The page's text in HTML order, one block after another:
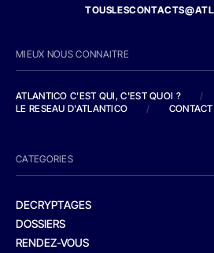
MIEUX NOUS CONNAITRE
ATLANTICO C'EST QUI, C'EST QUOI ?
/
LE RESEAU D'ATLANTICO
/ CONTACT
CATEGORIES
DECRYPTAGES
DOSSIERS
RENDEZ-VOUS